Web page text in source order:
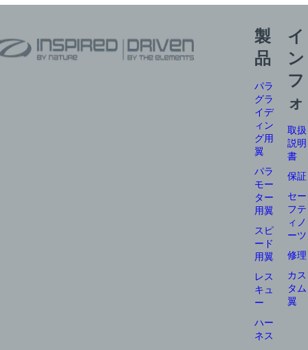
製
品
パラ
グラ
イデ
ィン
グ用
翼
パラ
モー
ター
用翼
スピ
ード
用翼
レス
キュ
ー
ハー
ネス
イ
ン
フ
ォ
取扱
説明
書
保証
セー
フテ
ィノ
ーツ
修理
カス
タム
翼